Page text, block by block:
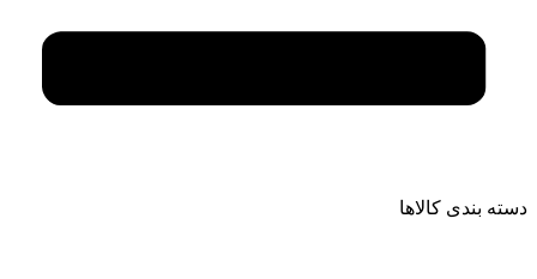
دسته بندی کالاها